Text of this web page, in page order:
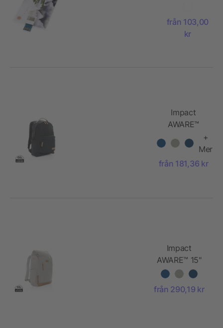
med Type-
C och
USB-A 3.0
från 103,00
kr
Impact
AWARE™
ryggsäck i 16
oz.
återvunnen
+
Mer
från 181,36 kr
Impact
AWARE™ 15"
laptopryggsäck
återvunnen
från 290,19 kr